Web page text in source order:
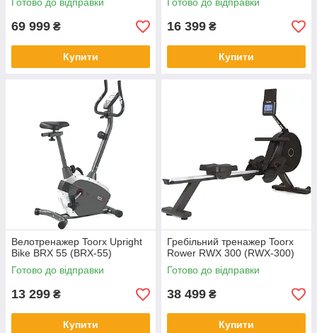
69 999 ₴
Купити
16 399 ₴
Купити
Велотренажер Toorx Upright
Bike BRX 55 (BRX-55)
Готово до відправки
13 299 ₴
Купити
Гребільний тренажер Toorx
Rower RWX 300 (RWX-300)
Готово до відправки
38 499 ₴
Купити